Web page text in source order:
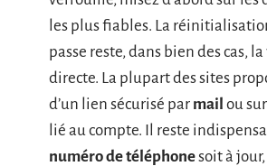
les plus fiables. La
passe reste, dans bien des cas,
directe. La plupart des sites
d’un lien sécurisé par mail ou
lié au compte. Il reste
numéro de téléphonesoit à